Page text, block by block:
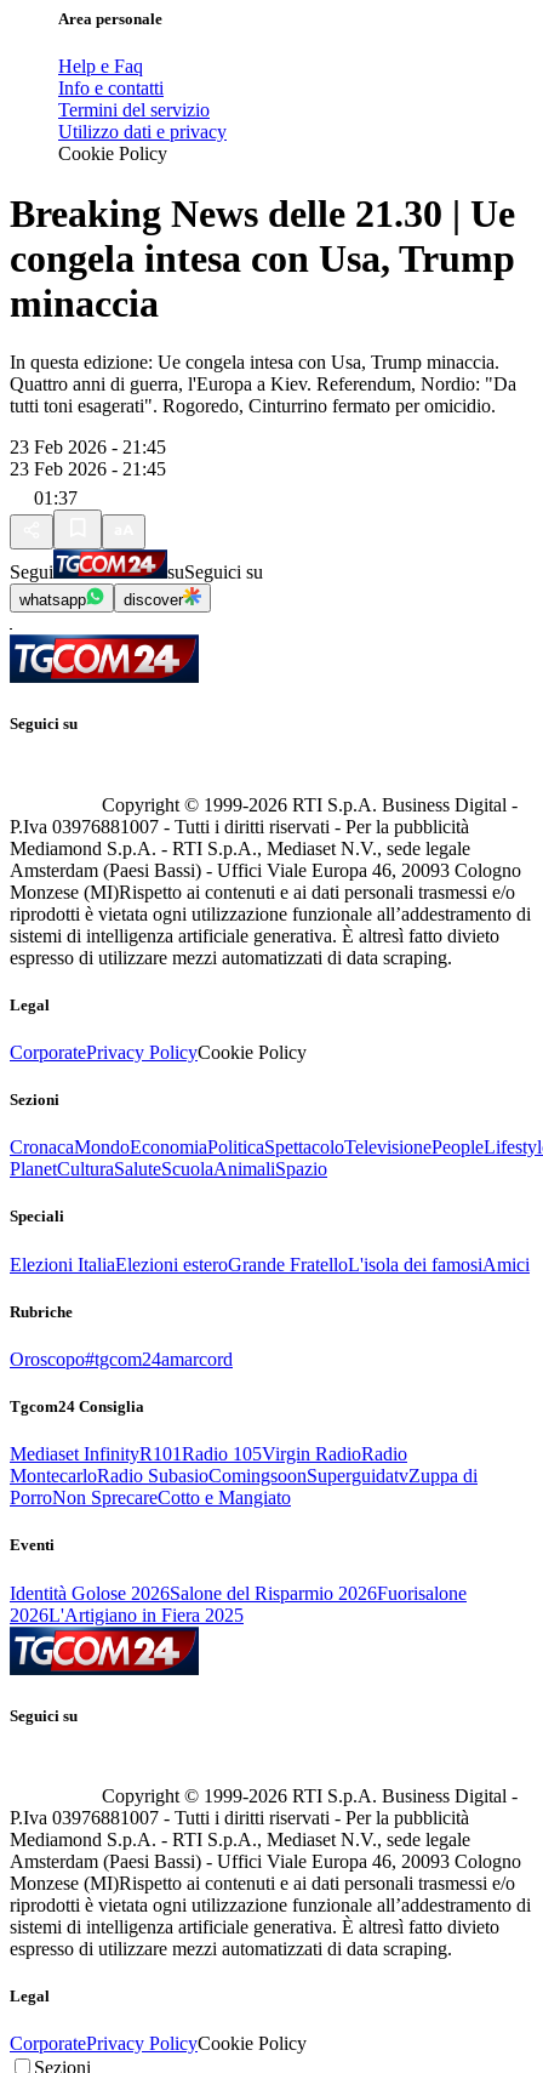
Area personale
Help e Faq
Info e contatti
Termini del servizio
Utilizzo dati e privacy
Cookie Policy
Breaking News delle 21.30 | Ue
congela intesa con Usa, Trump
minaccia
In questa edizione: Ue congela intesa con Usa, Trump minaccia.
Quattro anni di guerra, l'Europa a Kiev. Referendum, Nordio: "Da
tutti toni esagerati". Rogoredo, Cinturrino fermato per omicidio.
23 Feb 2026 - 21:45
23 Feb 2026 - 21:45
01:37
Segui suSeguici su
whatsapp discover
Seguici su
Copyright © 1999-2026 RTI S.p.A. Business Digital -
P.Iva 03976881007 - Tutti i diritti riservati - Per la pubblicità
Mediamond S.p.A. - RTI S.p.A., Mediaset N.V., sede legale
Amsterdam (Paesi Bassi) - Uffici Viale Europa 46, 20093 Cologno
Monzese (MI)Rispetto ai contenuti e ai dati personali trasmessi e/o
riprodotti è vietata ogni utilizzazione funzionale all’addestramento di
sistemi di intelligenza artificiale generativa. È altresì fatto divieto
espresso di utilizzare mezzi automatizzati di data scraping.
Legal
CorporatePrivacy PolicyCookie Policy
Sezioni
CronacaMondoEconomiaPoliticaSpettacoloTelevisionePeople
PlanetCulturaSaluteScuolaAnimaliSpazio
Speciali
Elezioni ItaliaElezioni esteroGrande FratelloL'isola dei famosiAmici
Rubriche
Oroscopo#tgcom24amarcord
Tgcom24 Consiglia
Mediaset InfinityR101Radio 105Virgin RadioRadio
MontecarloRadio SubasioComingsoonSuperguidatvZuppa di
PorroNon SprecareCotto e Mangiato
Eventi
Identità Golose 2026Salone del Risparmio 2026Fuorisalone
2026L'Artigiano in Fiera 2025
Seguici su
Copyright © 1999-2026 RTI S.p.A. Business Digital -
P.Iva 03976881007 - Tutti i diritti riservati - Per la pubblicità
Mediamond S.p.A. - RTI S.p.A., Mediaset N.V., sede legale
Amsterdam (Paesi Bassi) - Uffici Viale Europa 46, 20093 Cologno
Monzese (MI)Rispetto ai contenuti e ai dati personali trasmessi e/o
riprodotti è vietata ogni utilizzazione funzionale all’addestramento di
sistemi di intelligenza artificiale generativa. È altresì fatto divieto
espresso di utilizzare mezzi automatizzati di data scraping.
Legal
CorporatePrivacy PolicyCookie Policy
Sezioni